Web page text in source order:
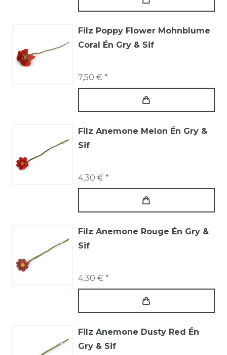
Filz Poppy Flower Mohnblume
Coral Én Gry & Sif
7,50 € *
Filz Anemone Melon Én Gry &
Sif
4,30 € *
Filz Anemone Rouge Én Gry &
Sif
4,30 € *
Filz Anemone Dusty Red Én
Gry & Sif